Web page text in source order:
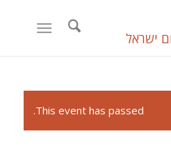
This event has passed.